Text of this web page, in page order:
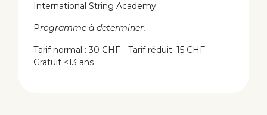
International String Academy
Programme à determiner.
Tarif normal : 30 CHF - Tarif réduit: 15 CHF -
Gratuit <13 ans